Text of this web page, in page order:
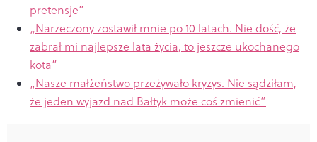
pretensje”
„Narzeczony zostawił mnie po 10 latach. Nie dość, że
zabrał mi najlepsze lata życia, to jeszcze ukochanego
kota”
„Nasze małżeństwo przeżywało kryzys. Nie sądziłam,
że jeden wyjazd nad Bałtyk może coś zmienić”